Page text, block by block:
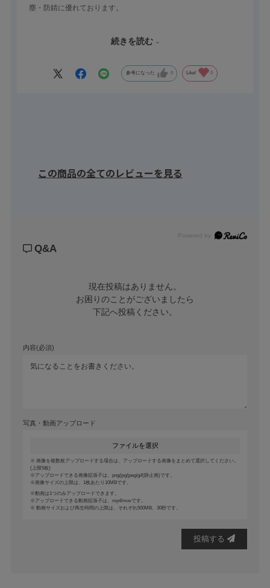
塵・防錆に優れております。
使用しておりますので、床に傷がつきにくく、積載物にも優しい
工場内で使用する台車や装置の足回りにオススメです。
続きを読む
参考になった 0 Like! 0
この商品の全てのレビューを見る
Powered by
Q&A
現在投稿はありません。
お困りのことがございましたら
下記へ投稿ください。
内容(必須)
写真・動画アップロード
ファイルを選択
画像を複数枚アップロードする場合は、アップロードする画像をまとめて選択してください。
(上限5枚)
アップロードできる画像拡張子は、png/jpg/jpeg/gif(静止画)です。
画像サイズの上限は、1枚あたり10MBです。
動画は1つのみアップロードできます。
アップロードできる動画拡張子は、mp4/movです。
動画サイズおよび再生時間の上限は、それぞれ500MB、30秒です。
投稿する